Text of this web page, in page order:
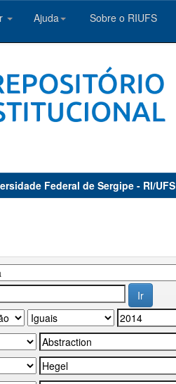
Ajuda Sobre o RIUFS
Federal de Sergipe - RI/UFS